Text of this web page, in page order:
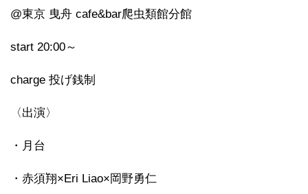
@東京 曳舟 cafe&bar爬虫類館分館
start 20:00～
charge 投げ銭制
〈出演〉
・月台
・赤須翔×Eri Liao×岡野勇仁